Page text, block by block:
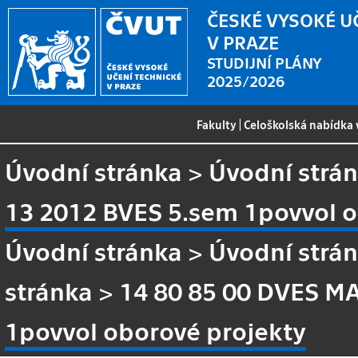
ČESKÉ VYSOKÉ
V PRAZE
STUDIJNÍ PLÁNY
2025/2026
Fakulty |Celoškolská
Úvodní stránka > Úvodní
13 2012 BVES 5.sem
Úvodní stránka > Úvodní
stránka > 14 80 85 00 DVES
1povvol oborové projekty